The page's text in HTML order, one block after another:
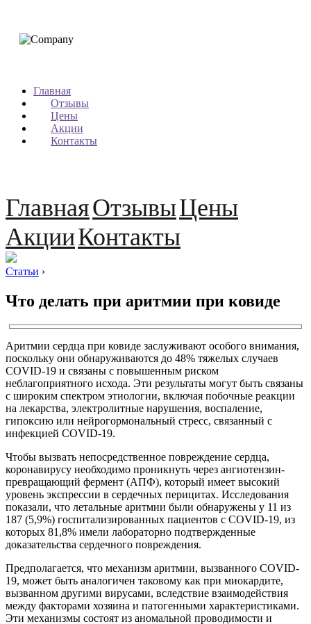
Главная
Отзывы
Цены
Акции
Контакты
ГлавнаяОтзывыЦены
АкцииКонтакты
Статьи ›
Что делать при аритмии при ковиде
Аритмии сердца при ковиде заслуживают особого внимания,
поскольку они обнаруживаются до 48% тяжелых случаев
COVID-19 и связаны с повышенным риском
неблагоприятного исхода. Эти результаты могут быть связаны
с широким спектром этиологии, включая побочные реакции
на лекарства, электролитные нарушения, воспаление,
гипоксию или нейрогормональный стресс, связанный с
инфекцией COVID-19.
Чтобы вызвать непосредственное повреждение сердца,
коронавирусу необходимо проникнуть через ангиотензин-
превращающий фермент (АПФ), который имеет высокий
уровень экспрессии в сердечных перицитах. Исследования
показали, что летальные аритмии были обнаружены у 11 из
187 (5,9%) госпитализированных пациентов с COVID-19, из
которых 81,8% имели лабораторно подтвержденные
доказательства сердечного повреждения.
Предполагается, что механизм аритмии, вызванного COVID-
19, может быть аналогичен таковому как при миокардите,
вызванном другими вирусами, вследствие взаимодействия
между факторами хозяина и патогенными характеристиками.
Эти механизмы состоят из аномальной проводимости и